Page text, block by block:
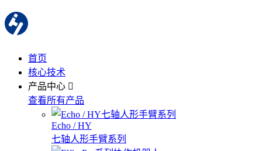
首页
核心技术
产品中心
查看所有产品
Echo / HY
七轴人形手臂系列